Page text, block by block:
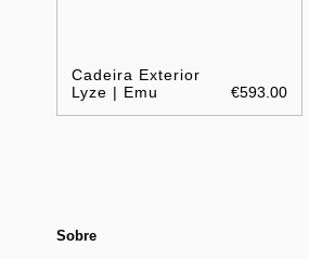
Cadeira Exterior
Lyze | Emu
€593.00
Sobre